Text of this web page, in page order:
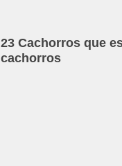
23 Cachorros que
cachorros